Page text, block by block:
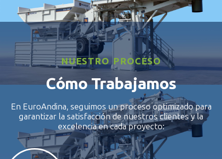
NUESTRO PROCESO
Cómo Trabajamos
En EuroAndina, seguimos un proceso optimizado para
garantizar la satisfacción de nuestros clientes y la
excelencia en cada proyecto: